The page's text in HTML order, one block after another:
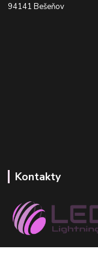
94141 Bešeňov
Kontakty